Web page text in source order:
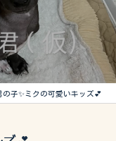
の子✨ミクの可愛いキッズ💕